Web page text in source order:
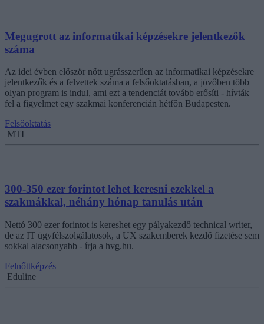
Megugrott az informatikai képzésekre jelentkezők
száma
Az idei évben először nőtt ugrásszerűen az informatikai képzésekre
jelentkezők és a felvettek száma a felsőoktatásban, a jövőben több
olyan program is indul, ami ezt a tendenciát tovább erősíti - hívták
fel a figyelmet egy szakmai konferencián hétfőn Budapesten.
Felsőoktatás
MTI
300-350 ezer forintot lehet keresni ezekkel a
szakmákkal, néhány hónap tanulás után
Nettó 300 ezer forintot is kereshet egy pályakezdő technical writer,
de az IT ügyfélszolgálatosok, a UX szakemberek kezdő fizetése sem
sokkal alacsonyabb - írja a hvg.hu.
Felnőttképzés
Eduline